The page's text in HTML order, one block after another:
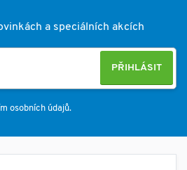
a speciálních akcích
PŘIHLÁSIT
osobních údajů.